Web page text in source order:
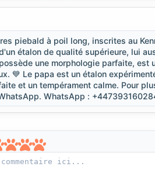
piebald à poil long, inscrites au
étalon de qualité supérieure, lui
une morphologie parfaite,
💙 Le papa est un étalon
et un tempérament calme. Pour
WhatsApp :